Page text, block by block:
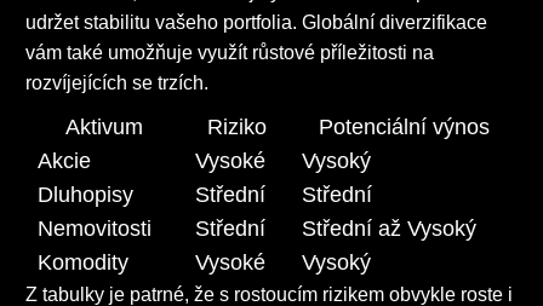
udržet stabilitu vašeho portfolia. Globální diverzifikace
vám také umožňuje využít růstové příležitosti na
rozvíjejících se trzích.
Aktivum Riziko
Potenciální výnos
Akcie
Vysoké
Vysoký
Dluhopisy
Střední
Střední
Nemovitosti
Střední
Střední až Vysoký
Komodity
Vysoké Vysoký
Z tabulky je patrné, že s rostoucím rizikem obvykle roste i